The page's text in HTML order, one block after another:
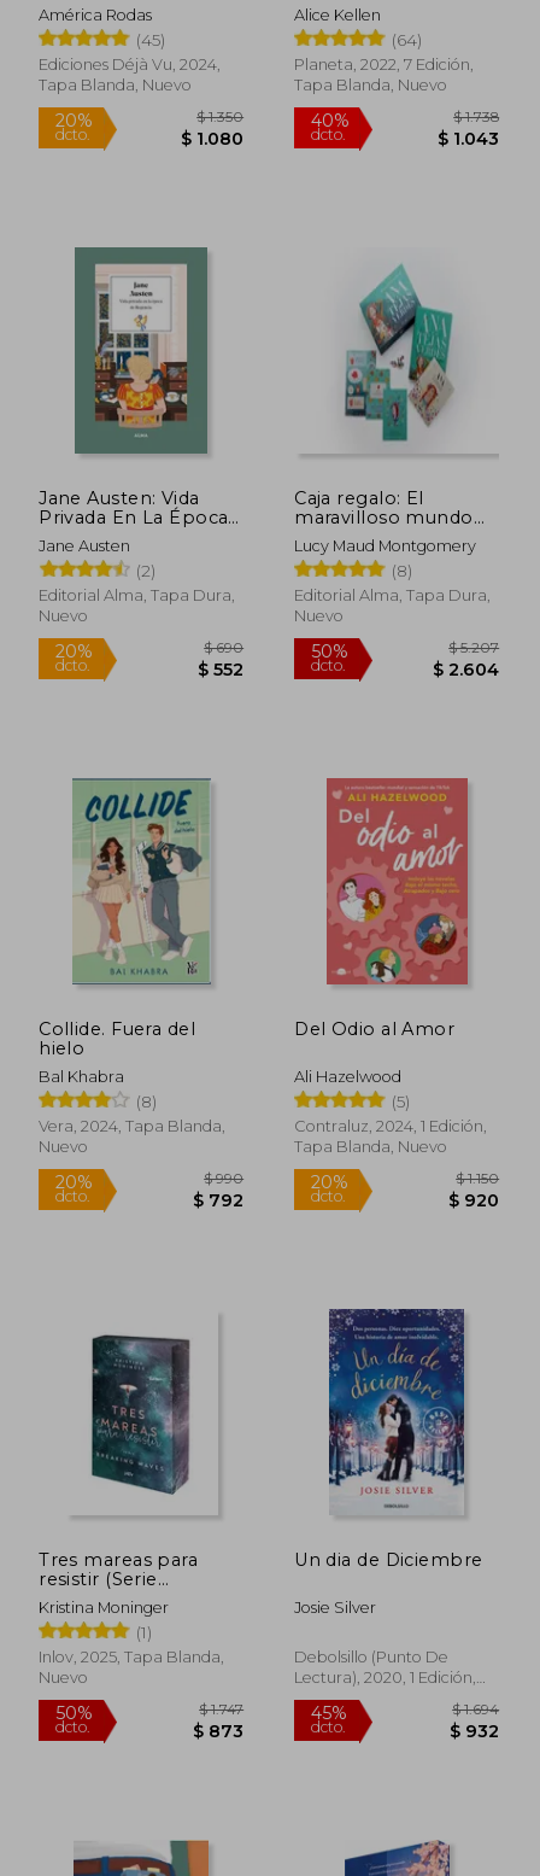
20% 40%
dcto.
América Rodas
(45)
Ediciones Déjà Vu, 2024,
Tapa Blanda, Nuevo
20%
dcto.
Alice Kellen
(64)
Planeta, 2022, 7 Edición,
Tapa Blanda, Nuevo
40%
dcto.
Jane Austen: Vida
Privada En La Época
de la Regencia
Jane Austen
(2)
Editorial Alma, Tapa Dura,
Nuevo
20%
Caja regalo: El
maravilloso mundo
de Ana de Tejas
Verdes
Lucy Maud Montgomery
(8)
Editorial Alma, Tapa Dura,
Nuevo
50%
dcto.
Collide. Fuera del
hielo
Bal Khabra
(8)
Vera, 2024, Tapa Blanda,
Nuevo
Del Odio al Amor
Ali Hazelwood
(5)
Contraluz, 2024, 1 Edición,
Tapa Blanda, Nuevo
Tres mareas para
resistir (Serie
Breaking Waves)
Kristina Moninger
(1)
Inlov, 2025, Tapa Blanda,
Nuevo
Un dia de Diciembre
Josie Silver
Debolsillo (Punto De
Lectura), 2020, 1 Edición,
Tapa Blanda, Nuevo